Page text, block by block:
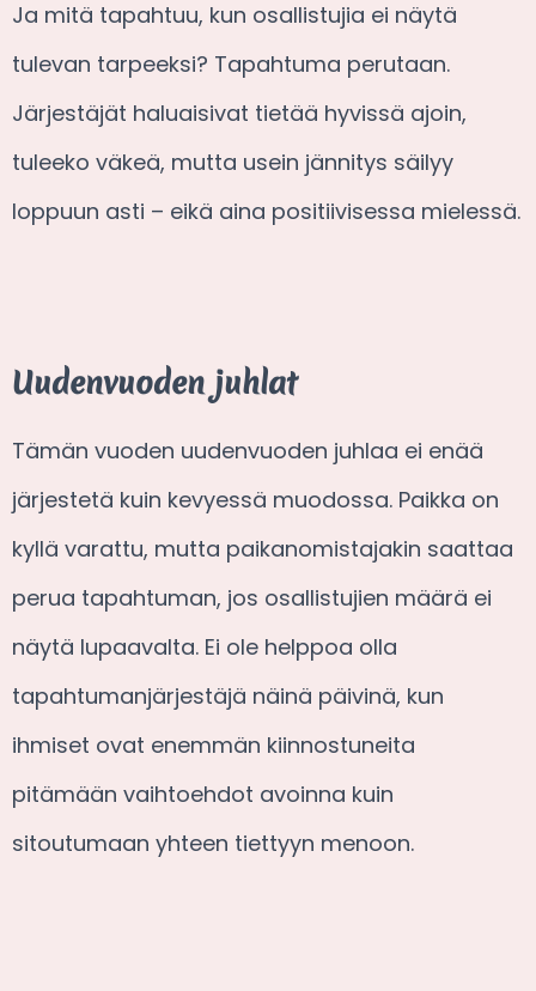
Ja mitä tapahtuu, kun osallistujia ei näytä
tulevan tarpeeksi? Tapahtuma perutaan.
Järjestäjät haluaisivat tietää hyvissä ajoin,
tuleeko väkeä, mutta usein jännitys säilyy
loppuun asti – eikä aina positiivisessa mielessä.
Uudenvuoden juhlat
Tämän vuoden uudenvuoden juhlaa ei enää
järjestetä kuin kevyessä muodossa. Paikka on
kyllä varattu, mutta paikanomistajakin saattaa
perua tapahtuman, jos osallistujien määrä ei
näytä lupaavalta. Ei ole helppoa olla
tapahtumanjärjestäjä näinä päivinä, kun
ihmiset ovat enemmän kiinnostuneita
pitämään vaihtoehdot avoinna kuin
sitoutumaan yhteen tiettyyn menoon.